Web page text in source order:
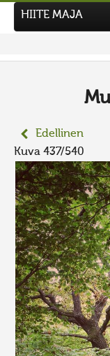
UUSI KUVAKILPAILU
AIEMMAT KILPAILUT
HIITE MAJA
Edellinen
Kuva 437/540